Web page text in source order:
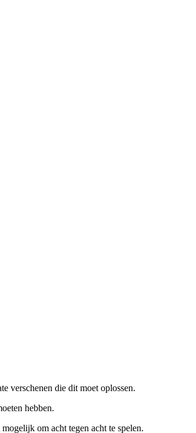
verschenen die dit moet oplossen.
hebben.
om acht tegen acht te spelen.